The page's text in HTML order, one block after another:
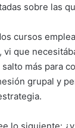
sobre las
cursos
vi que
más para
grupal y
lo siguiente: